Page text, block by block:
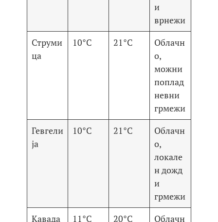
и
врнежи
Струми
ца
10°C 21°C
Облачн
о,
можни
поплад
невни
грмежи
Гевгели
ја
10°C 21°C
Облачн
о,
локале
н дожд
и
грмежи
Кавада
11°C 20°C Облачн